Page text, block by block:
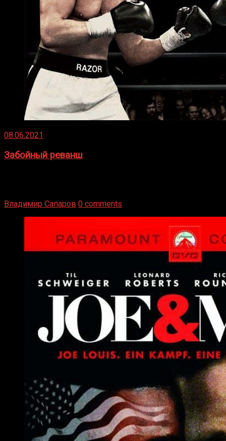
08.06.2021
Забойный реванш
Владимир Сапаров 0 comments